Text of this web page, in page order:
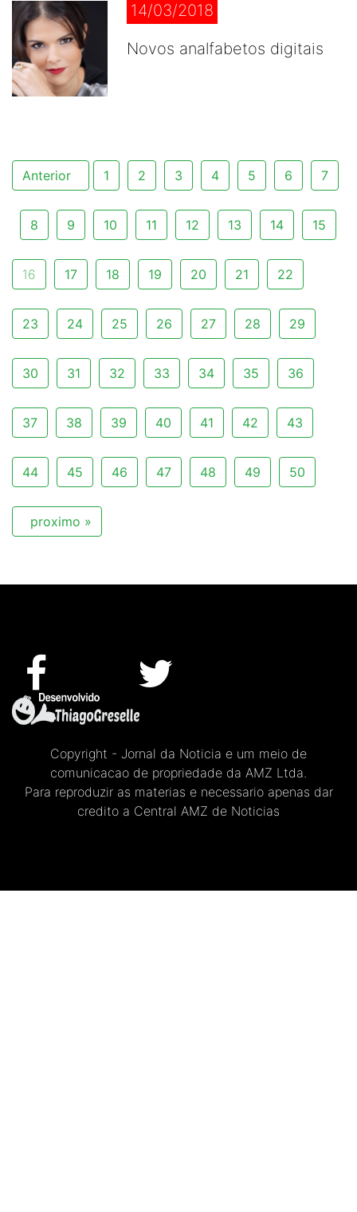
14/03/2018
Novos analfabetos digitais
Anterior 1 2 3 4 5 6 7
8 9 10 11 12 13 14 15
16 17 18 19 20 21 22
23 24 25 26 27 28 29
30 31 32 33 34 35 36
37 38 39 40 41 42 43
44 45 46 47 48 49 50
proximo »
Copyright - Jornal da Noticia e um meio de
comunicacao de propriedade da AMZ Ltda.
Para reproduzir as materias e necessario apenas dar
credito a Central AMZ de Noticias